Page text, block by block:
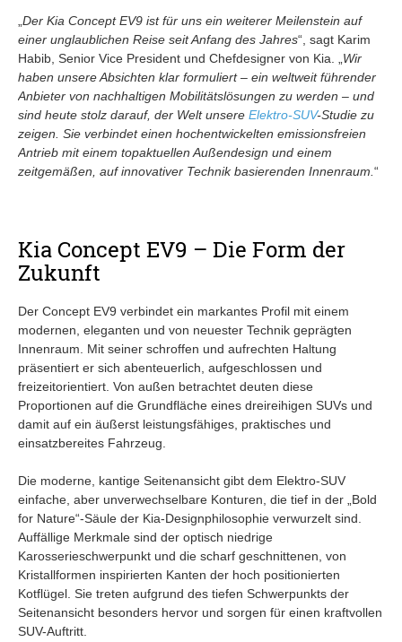
Der Kia Concept EV9 ist für uns ein weiterer Meilenstein auf
einer unglaublichen Reise seit Anfang des Jahres“, sagt Karim
Habib, Senior Vice President und Chefdesigner von Kia. „ Wir
haben unsere Absichten klar formuliert – ein weltweit führender
Anbieter von nachhaltigen Mobilitätslösungen zu werden – und
sind heute stolz darauf, der Welt unsere Elektro-SUV-Studie zu
zeigen. Sie verbindet einen hochentwickelten emissionsfreien
Antrieb mit einem topaktuellen Außendesign und einem
zeitgemäßen, auf innovativer Technik basierenden Innenraum. “
Kia Concept EV9 – Die Form der
Zukunft
Der Concept EV9 verbindet ein markantes Profil mit einem
modernen, eleganten und von neuester Technik geprägten
Innenraum. Mit seiner schroffen und aufrechten Haltung
präsentiert er sich abenteuerlich, aufgeschlossen und
freizeitorientiert. Von außen betrachtet deuten diese
Proportionen auf die Grundfläche eines dreireihigen SUVs und
damit auf ein äußerst leistungsfähiges, praktisches und
einsatzbereites Fahrzeug.
Die moderne, kantige Seitenansicht gibt dem Elektro-SUV
einfache, aber unverwechselbare Konturen, die tief in der „Bold
for Nature“-Säule der Kia-Designphilosophie verwurzelt sind.
Auffällige Merkmale sind der optisch niedrige
Karosserieschwerpunkt und die scharf geschnittenen, von
Kristallformen inspirierten Kanten der hoch positionierten
Kotflügel. Sie treten aufgrund des tiefen Schwerpunkts der
Seitenansicht besonders hervor und sorgen für einen kraftvollen
SUV-Auftritt.